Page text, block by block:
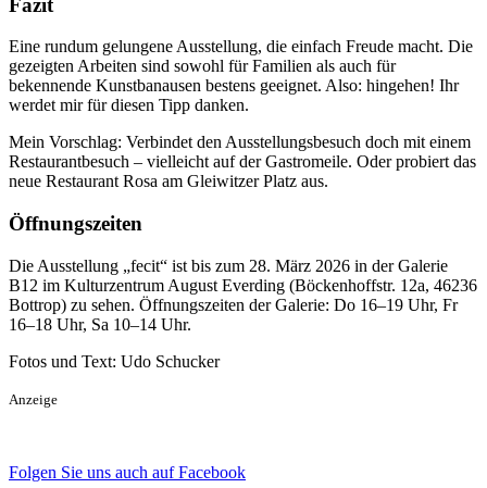
Eine rundum gelungene Ausstellung, die einfach Freude macht. Die
gezeigten Arbeiten sind sowohl für Familien als auch für
bekennende Kunstbanausen bestens geeignet. Also: hingehen! Ihr
werdet mir für diesen Tipp danken.
Mein Vorschlag: Verbindet den Ausstellungsbesuch doch mit einem
Restaurantbesuch – vielleicht auf der Gastromeile. Oder probiert das
neue Restaurant Rosa am Gleiwitzer Platz aus.
Öffnungszeiten
Die Ausstellung „fecit“ ist bis zum 28. März 2026 in der Galerie
B12 im Kulturzentrum August Everding (Böckenhoffstr. 12a, 46236
Bottrop) zu sehen. Öffnungszeiten der Galerie: Do 16–19 Uhr, Fr
16–18 Uhr, Sa 10–14 Uhr.
Fotos und Text: Udo Schucker
Anzeige
Folgen Sie uns auch auf Facebook